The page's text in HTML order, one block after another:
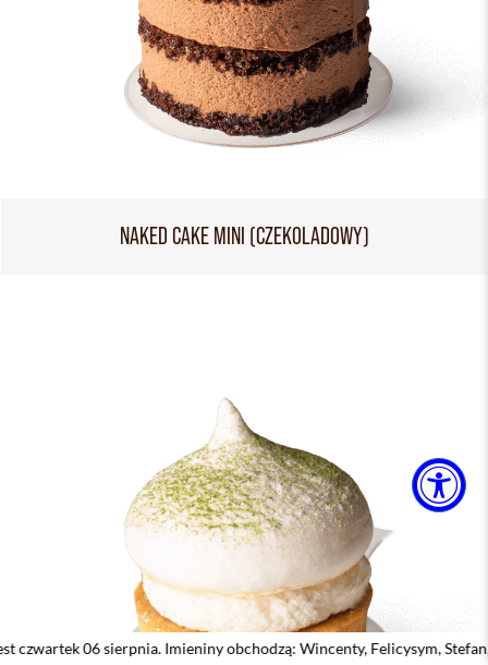
NAKED CAKE MINI (CZEKOLADOWY)
Imieniny obchodzą: Wincenty, Felicysym, Stefan, Jakub,